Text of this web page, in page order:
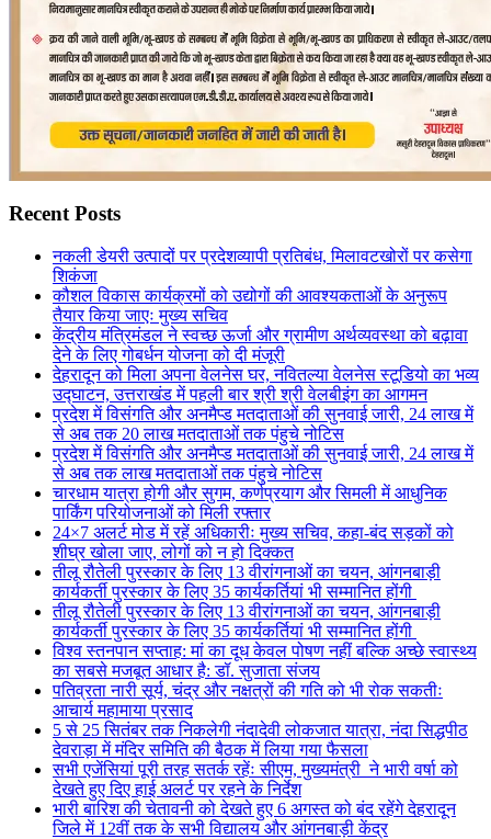
Recent Posts
नकली डेयरी उत्पादों पर प्रदेशव्यापी प्रतिबंध, मिलावटखोरों पर कसेगा
शिकंजा
कौशल विकास कार्यक्रमों को उद्योगों की आवश्यकताओं के अनुरूप
तैयार किया जाएः मुख्य सचिव
केंद्रीय मंत्रिमंडल ने स्वच्छ ऊर्जा और ग्रामीण अर्थव्यवस्था को बढ़ावा
देने के लिए गोबर्धन योजना को दी मंजूरी
देहरादून को मिला अपना वेलनेस घर, नवितल्या वेलनेस स्टूडियो का भव्य
उद्घाटन, उत्तराखंड में पहली बार श्री श्री वेलबीइंग का आगमन
प्रदेश में विसंगति और अनमैप्ड मतदाताओं की सुनवाई जारी, 24 लाख में
से अब तक 20 लाख मतदाताओं तक पंहुचे नोटिस
प्रदेश में विसंगति और अनमैप्ड मतदाताओं की सुनवाई जारी, 24 लाख में
से अब तक लाख मतदाताओं तक पंहुचे नोटिस
चारधाम यात्रा होगी और सुगम, कर्णप्रयाग और सिमली में आधुनिक
पार्किंग परियोजनाओं को मिली रफ्तार
24×7 अलर्ट मोड में रहें अधिकारीः मुख्य सचिव, कहा-बंद सड़कों को
शीघ्र खोला जाए, लोगों को न हो दिक्कत
तीलू रौतेली पुरस्कार के लिए 13 वीरांगनाओं का चयन, आंगनबाड़ी
कार्यकर्ती पुरस्कार के लिए 35 कार्यकर्तियां भी सम्मानित होंगी
तीलू रौतेली पुरस्कार के लिए 13 वीरांगनाओं का चयन, आंगनबाड़ी
कार्यकर्ती पुरस्कार के लिए 35 कार्यकर्तियां भी सम्मानित होंगी
विश्व स्तनपान सप्ताह: मां का दूध केवल पोषण नहीं बल्कि अच्छे स्वास्थ्य
का सबसे मजबूत आधार है: डॉ. सुजाता संजय
पतिव्रता नारी सूर्य, चंद्र और नक्षत्रों की गति को भी रोक सकतीः
आचार्य महामाया प्रसाद
5 से 25 सितंबर तक निकलेगी नंदादेवी लोकजात यात्रा, नंदा सिद्धपीठ
देवराड़ा में मंदिर समिति की बैठक में लिया गया फैसला
सभी एजेंसियां पूरी तरह सतर्क रहेंः सीएम, मुख्यमंत्री ने भारी वर्षा को
देखते हुए दिए हाई अलर्ट पर रहने के निर्देश
भारी बारिश की चेतावनी को देखते हुए 6 अगस्त को बंद रहेंगे देहरादून
जिले में 12वीं तक के सभी विद्यालय और आंगनबाड़ी केंद्र